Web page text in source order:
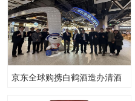
下跌 20元
京东全球购携白鹤酒造办清酒